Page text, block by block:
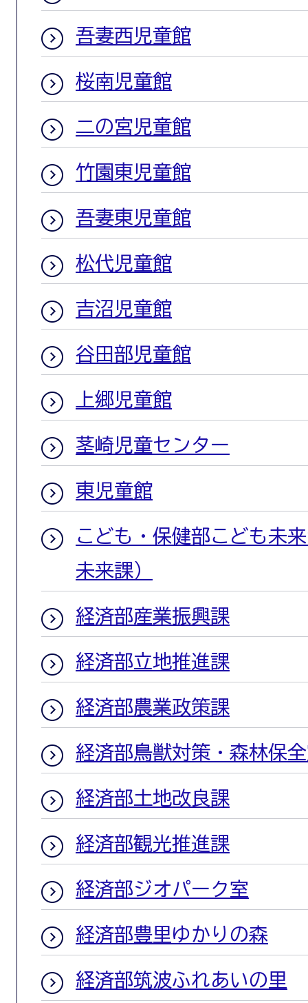
吾妻西児童館
桜南児童館
二の宮児童館
竹園東児童館
吾妻東児童館
松代児童館
吉沼児童館
谷田部児童館
上郷児童館
茎崎児童センター
東児童館
こども・保健部こども未
未来課）
経済部産業振興課
経済部立地推進課
経済部農業政策課
経済部鳥獣対策・森林保
経済部土地改良課
経済部観光推進課
経済部ジオパーク室
経済部豊里ゆかりの森
経済部筑波ふれあいの里